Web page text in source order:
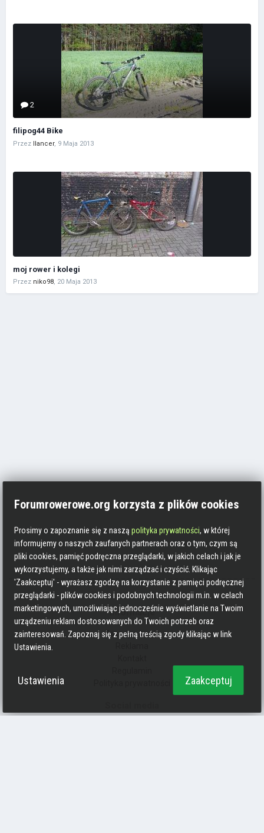
2
filipog44 Bike
Przez llancer, 9 Maja 2013
moj rower i kolegi
Przez niko98, 20 Maja 2013
Informacje
Zasady pisania
Forumrowerowe.org korzysta z plików cookies
Prosimy o zapoznanie się z nasząpolityka prywatności, w której
informujemy o naszych zaufanych partnerach oraz o tym, czym są
pliki cookies, pamięć podręczna przeglądarki, w jakich celach i jak je
wykorzystujemy, a także jak nimi zarządzać i czyścić. Klikając
'Zaakceptuj' - wyrażasz zgodzę na korzystanie z pamięci podręcznej
przeglądarki - plików cookies i podobnych technologii m.in. w celach
marketingowych, umożliwiając jednocześnie wyświetlanie na Twoim
urządzeniu reklam dostosowanych do Twoich potrzeb oraz
zainteresowań. Zapoznaj się z pełną treścią zgody klikając w link
Ustawienia.
Ustawienia Zaakceptuj